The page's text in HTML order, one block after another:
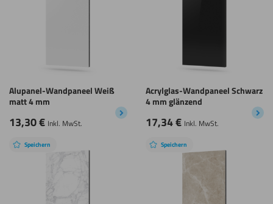
Alupanel-Wandpaneel Weiß
matt 4 mm
13,30€ Inkl. MwSt.
Acrylglas-Wandpaneel Schwarz
4 mm glänzend
17,34€ Inkl. MwSt.
Speichern Speichern